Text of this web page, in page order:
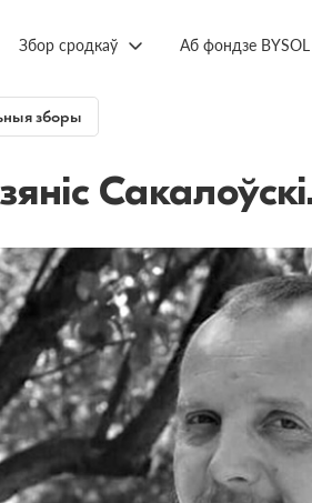
Збор сродкаў Аб фондзе BYSOL
зборы